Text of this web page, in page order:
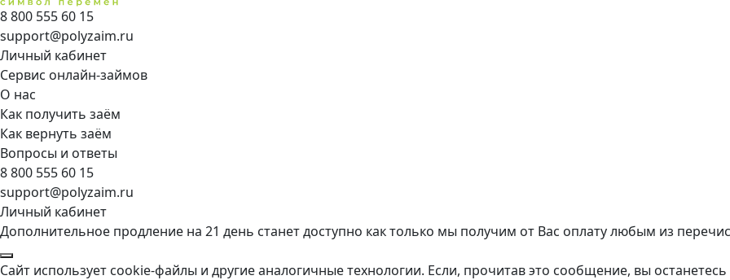
8 800 555 60 15
support@polyzaim.ru
Личный кабинет
Сервис онлайн-займов
О нас
Как получить заём
Как вернуть заём
Вопросы и ответы
8 800 555 60 15
support@polyzaim.ru
Личный кабинет
Дополнительное продление на 21 день станет доступно как только мы получим от Вас оплату любым из
Сайт использует cookie-файлы и другие аналогичные технологии. Если, прочитав это сообщение, вы останетесь